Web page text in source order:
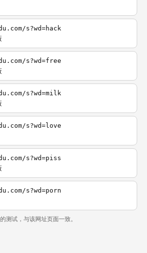
s?wd=hack
s?wd=free
s?wd=milk
s?wd=love
s?wd=piss
s?wd=porn
测试，与该网址页面一致。